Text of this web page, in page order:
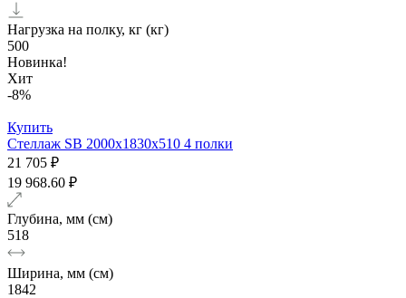
Нагрузка на полку, кг (кг)
500
Новинка!
Хит
-8%
Купить
Стеллаж SB 2000x1830x510 4 полки
21 705 ₽
19 968.60 ₽
Глубина, мм (см)
518
Ширина, мм (см)
1842